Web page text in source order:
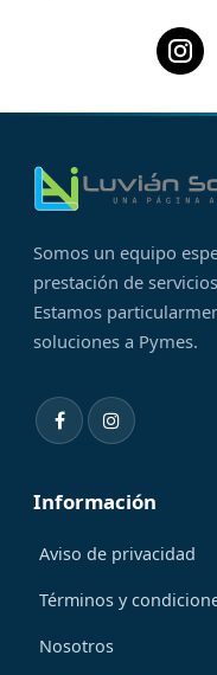
Somos un equipo
prestación de
Estamos
soluciones a Pymes.
Información
Aviso de privacidad
Términos y
Nosotros